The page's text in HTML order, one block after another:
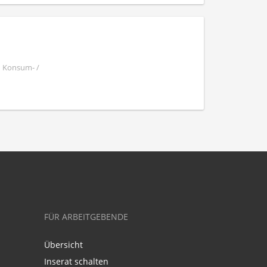
/
FÜR ARBEITGEBENDE
Übersicht
Inserat schalten